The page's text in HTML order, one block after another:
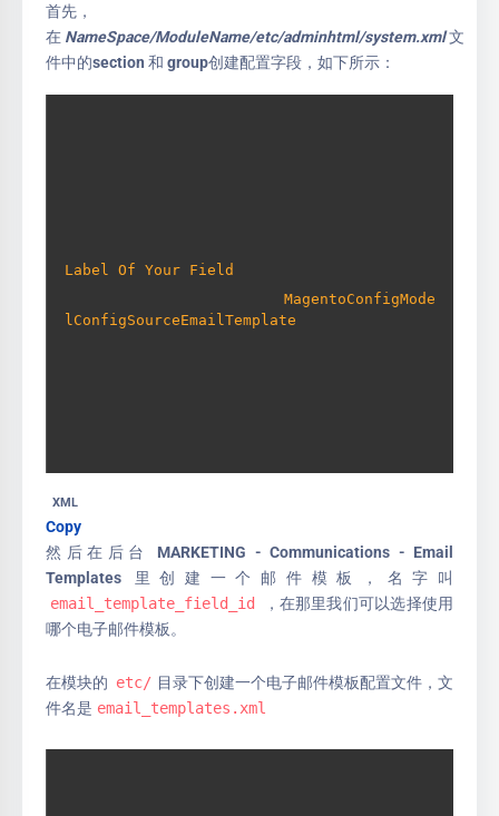
首先，
在 NameSpace/ModuleName/etc/adminhtml/system.xml文
件中的section 和 group创建配置字段，如下所示：
Label Of Your Field
MagentoConfigMode
lConfigSourceEmailTemplate
XML
Copy
然后在后台 MARKETING - Communications - Email
Templates 里创建一个邮件模板，名字叫
email_template_field_id
，在那里我们可以选择使用
哪个电子邮件模板。
在模块的 etc/ 目录下创建一个电子邮件模板配置文件，文
件名是 email_templates.xml